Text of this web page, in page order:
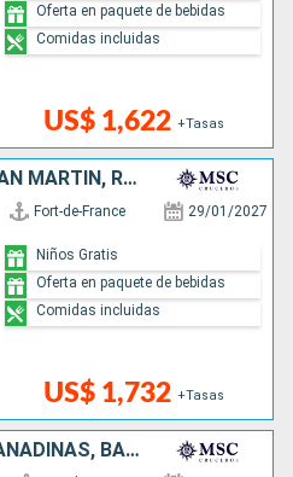
US$ 1,622 +Tasas
Oferta en paquete de bebidas
Comidas incluidas
ANTIGUA Y BARBUDA, SAN MARTÍN, REPÚBLICA DOMINICANA, BARBADOS
Fort-de-France 29/01/2027
US$ 1,732 +Tasas
Niños Gratis
Oferta en paquete de bebidas
Comidas incluidas
SAN VINCENT Y LAS GRANADINAS, BARBADOS, TRINIDAD Y TOBAGO, GRENADA